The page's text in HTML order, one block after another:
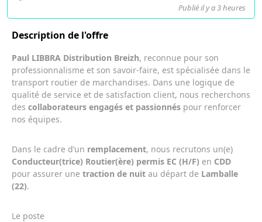
Publié il y a 3 heures
Description de l'offre
Paul LIBBRA Distribution Breizh, reconnue pour son
professionnalisme et son savoir-faire, est spécialisée dans le
transport routier de marchandises. Dans une logique de
qualité de service et de satisfaction client, nous recherchons
des collaborateurs engagés et passionnés pour renforcer
nos équipes.
Dans le cadre d’un remplacement, nous recrutons un(e)
Conducteur(trice) Routier(ère) permis EC (H/F) en CDD
pour assurer une traction de nuit au départ de Lamballe
(22).
Le poste